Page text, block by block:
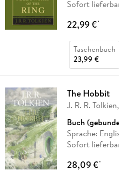
Sofort
22,99 €*
Taschenbuch
23,99 €
The Hobbit
J. R. R.
Buch
Sprache:
Sofort
28,09 €*